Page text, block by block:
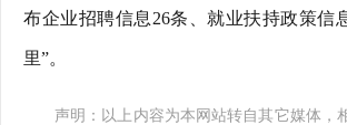
布企业招聘信息26条、就业扶持政策信
里”。
声明：以上内容为本网站转自其它媒体，